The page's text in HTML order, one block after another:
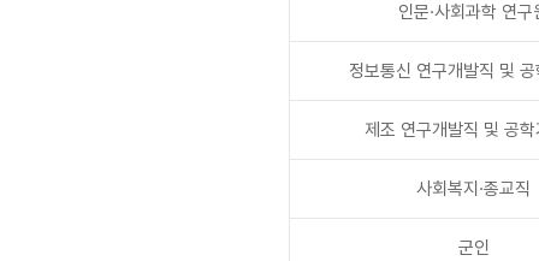
인문·사회과학 연구
정보통신 연구개발직 및
제조 연구개발직 및 공
사회복지·종교직
군인